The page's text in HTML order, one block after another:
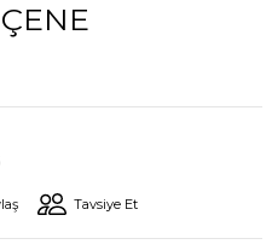
Tavsiye Et